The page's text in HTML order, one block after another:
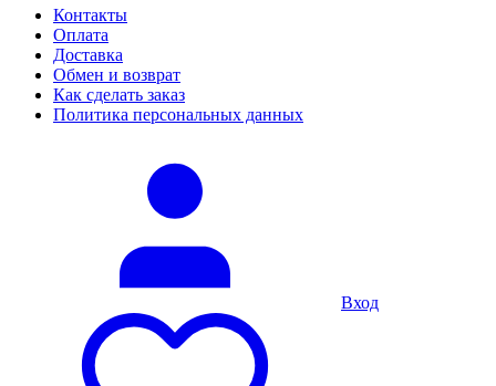
Контакты
Оплата
Доставка
Обмен и возврат
Как сделать заказ
Политика персональных данных
Вход